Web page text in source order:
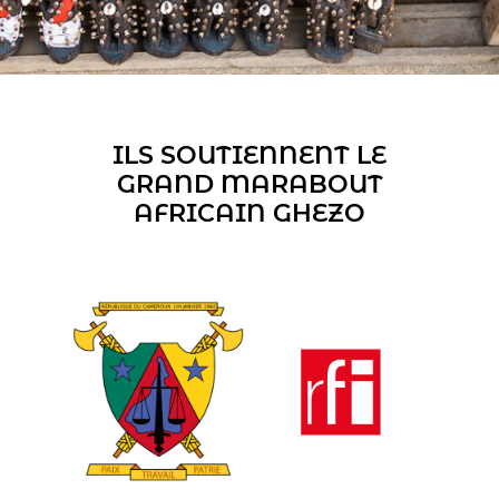
ILS SOUTIENNENT LE
GRAND MARABOUT
AFRICAIN GHEZO